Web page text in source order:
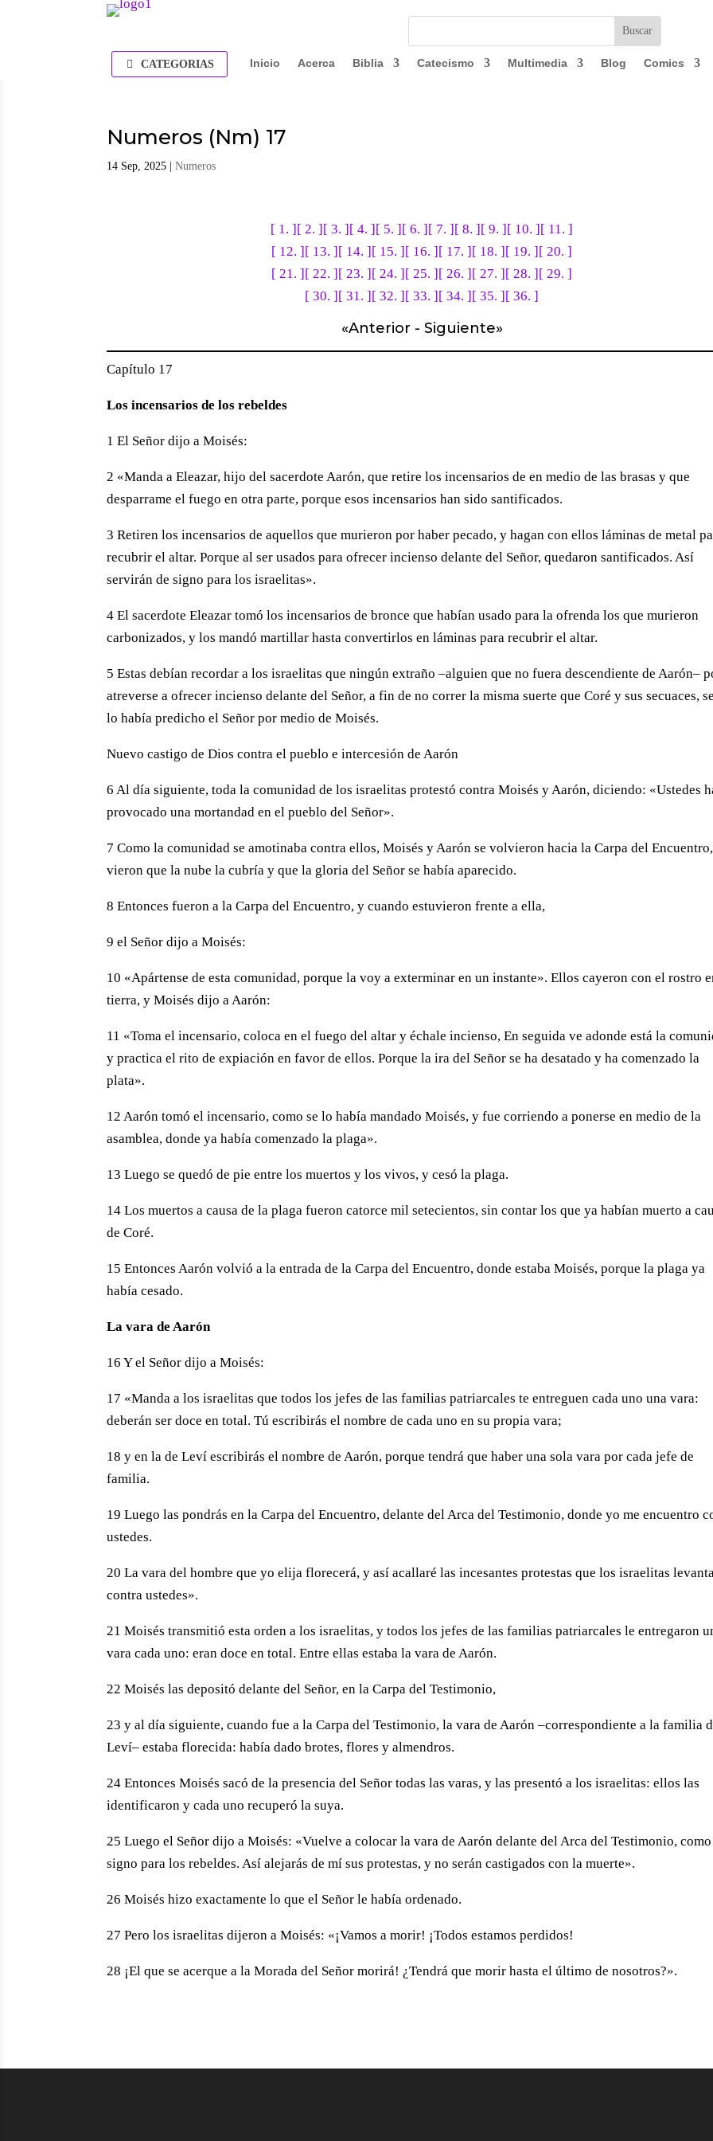
CATEGORIAS Inicio Acerca Biblia Catecismo Multimedia Blog Comics
Numeros (Nm) 17
14 Sep, 2025 |Numeros
[ 1. ] [ 2. ] [ 3. ] [ 4. ] [ 5. ] [ 6. ] [ 7. ] [ 8. ] [ 9. ] [ 10. ] [ 11. ]
[ 12. ] [ 13. ] [ 14. ] [ 15. ] [ 16. ] [ 17. ] [ 18. ] [ 19. ] [ 20. ]
[ 21. ] [ 22. ] [ 23. ] [ 24. ] [ 25. ] [ 26. ] [ 27. ] [ 28. ] [ 29. ]
[ 30. ] [ 31. ] [ 32. ] [ 33. ] [ 34. ] [ 35. ] [ 36. ]
«Anterior - Siguiente»
Capítulo 17
Los incensarios de los rebeldes
1 El Señor dijo a Moisés:
2 «Manda a Eleazar, hijo del sacerdote Aarón, que retire los incensarios de en medio de las brasas y que
desparrame el fuego en otra parte, porque esos incensarios han sido santificados.
3 Retiren los incensarios de aquellos que murieron por haber pecado, y hagan con ellos láminas de metal
recubrir el altar. Porque al ser usados para ofrecer incienso delante del Señor, quedaron santificados. Así
servirán de signo para los israelitas».
4 El sacerdote Eleazar tomó los incensarios de bronce que habían usado para la ofrenda los que murieron
carbonizados, y los mandó martillar hasta convertirlos en láminas para recubrir el altar.
5 Estas debían recordar a los israelitas que ningún extraño –alguien que no fuera descendiente de Aarón–
atreverse a ofrecer incienso delante del Señor, a fin de no correr la misma suerte que Coré y sus secuaces,
lo había predicho el Señor por medio de Moisés.
Nuevo castigo de Dios contra el pueblo e intercesión de Aarón
6 Al día siguiente, toda la comunidad de los israelitas protestó contra Moisés y Aarón, diciendo: «Ustedes
provocado una mortandad en el pueblo del Señor».
7 Como la comunidad se amotinaba contra ellos, Moisés y Aarón se volvieron hacia la Carpa del
vieron que la nube la cubría y que la gloria del Señor se había aparecido.
8 Entonces fueron a la Carpa del Encuentro, y cuando estuvieron frente a ella,
9 el Señor dijo a Moisés:
10 «Apártense de esta comunidad, porque la voy a exterminar en un instante». Ellos cayeron con el rostro
tierra, y Moisés dijo a Aarón:
11 «Toma el incensario, coloca en el fuego del altar y échale incienso, En seguida ve adonde está la
y practica el rito de expiación en favor de ellos. Porque la ira del Señor se ha desatado y ha comenzado la
plata».
12 Aarón tomó el incensario, como se lo había mandado Moisés, y fue corriendo a ponerse en medio de la
asamblea, donde ya había comenzado la plaga».
13 Luego se quedó de pie entre los muertos y los vivos, y cesó la plaga.
14 Los muertos a causa de la plaga fueron catorce mil setecientos, sin contar los que ya habían muerto a
de Coré.
15 Entonces Aarón volvió a la entrada de la Carpa del Encuentro, donde estaba Moisés, porque la plaga ya
había cesado.
La vara de Aarón
16 Y el Señor dijo a Moisés:
17 «Manda a los israelitas que todos los jefes de las familias patriarcales te entreguen cada uno una vara:
deberán ser doce en total. Tú escribirás el nombre de cada uno en su propia vara;
18 y en la de Leví escribirás el nombre de Aarón, porque tendrá que haber una sola vara por cada jefe de
familia.
19 Luego las pondrás en la Carpa del Encuentro, delante del Arca del Testimonio, donde yo me encuentro
ustedes.
20 La vara del hombre que yo elija florecerá, y así acallaré las incesantes protestas que los israelitas
contra ustedes».
21 Moisés transmitió esta orden a los israelitas, y todos los jefes de las familias patriarcales le entregaron
vara cada uno: eran doce en total. Entre ellas estaba la vara de Aarón.
22 Moisés las depositó delante del Señor, en la Carpa del Testimonio,
23 y al día siguiente, cuando fue a la Carpa del Testimonio, la vara de Aarón –correspondiente a la familia
Leví– estaba florecida: había dado brotes, flores y almendros.
24 Entonces Moisés sacó de la presencia del Señor todas las varas, y las presentó a los israelitas: ellos las
identificaron y cada uno recuperó la suya.
25 Luego el Señor dijo a Moisés: «Vuelve a colocar la vara de Aarón delante del Arca del Testimonio,
signo para los rebeldes. Así alejarás de mí sus protestas, y no serán castigados con la muerte».
26 Moisés hizo exactamente lo que el Señor le había ordenado.
27 Pero los israelitas dijeron a Moisés: «¡Vamos a morir! ¡Todos estamos perdidos!
28 ¡El que se acerque a la Morada del Señor morirá! ¿Tendrá que morir hasta el último de nosotros?».